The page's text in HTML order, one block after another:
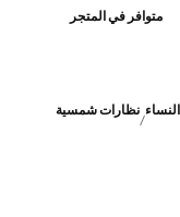
متوافر في المتجر
النساء نظارات شمسية